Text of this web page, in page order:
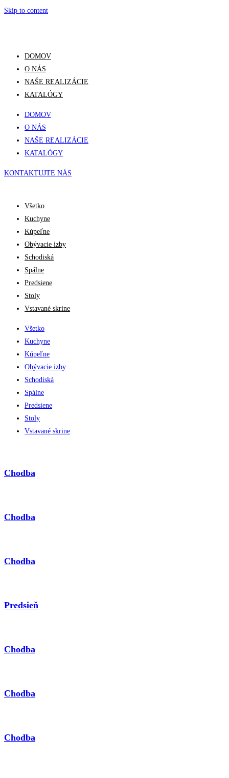
Skip to content
DOMOV
O NÁS
NAŠE REALIZÁCIE
KATALÓGY
DOMOV
O NÁS
NAŠE REALIZÁCIE
KATALÓGY
KONTAKTUJTE NÁS
Všetko
Kuchyne
Kúpeľne
Obývacie izby
Schodiská
Spálne
Predsiene
Stoly
Vstavané skrine
Všetko
Kuchyne
Kúpeľne
Obývacie izby
Schodiská
Spálne
Predsiene
Stoly
Vstavané skrine
Chodba
Chodba
Chodba
Predsieň
Chodba
Chodba
Chodba